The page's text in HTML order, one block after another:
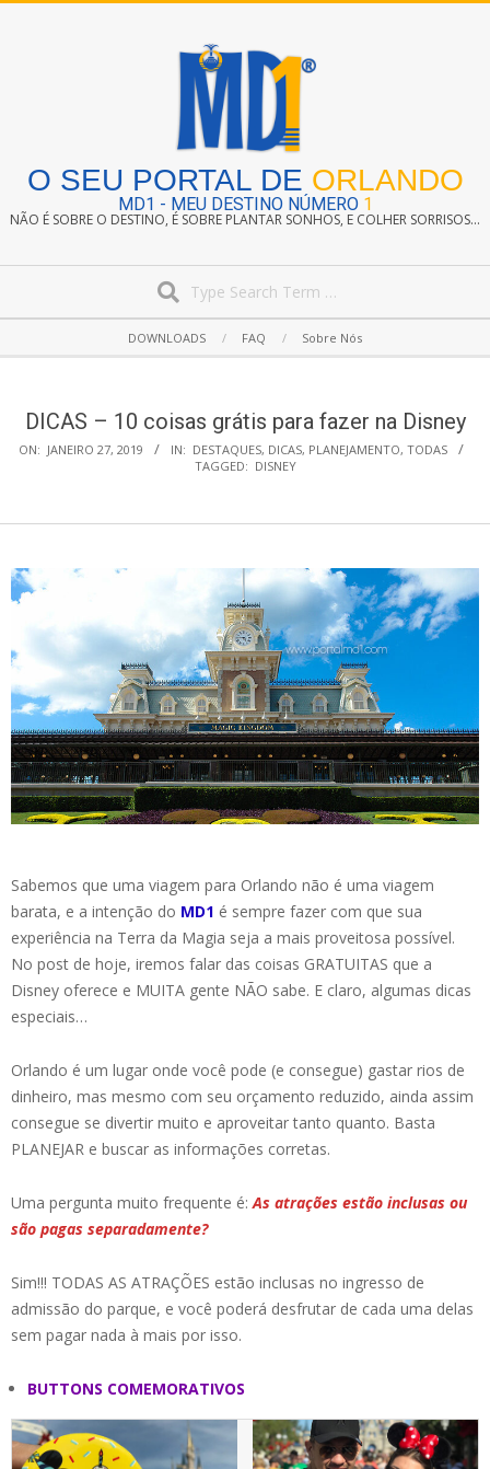
O SEU PORTAL DE ORLANDO
MD1 - MEU DESTINO NÚMERO 1
NÃO É SOBRE O DESTINO, É SOBRE PLANTAR SONHOS, E COLHER SORRISOS...
Navigation
DOWNLOADS FAQ Sobre Nós
DICAS – 10 coisas grátis para fazer na Disney
ON: JANEIRO 27, 2019 IN: DESTAQUES, DICAS, PLANEJAMENTO, TODAS
TAGGED: DISNEY
Sabemos que uma viagem para Orlando não é uma viagem
barata, e a intenção do MD1 é sempre fazer com que sua
experiência na Terra da Magia seja a mais proveitosa possível.
No post de hoje, iremos falar das coisas GRATUITAS que a
Disney oferece e MUITA gente NÃO sabe. E claro, algumas dicas
especiais…
Orlando é um lugar onde você pode (e consegue) gastar rios de
dinheiro, mas mesmo com seu orçamento reduzido, ainda assim
consegue se divertir muito e aproveitar tanto quanto. Basta
PLANEJAR e buscar as informações corretas.
Uma pergunta muito frequente é: As atrações estão inclusas ou
são pagas separadamente?
Sim!!! TODAS AS ATRAÇÕES estão inclusas no ingresso de
admissão do parque, e você poderá desfrutar de cada uma delas
sem pagar nada à mais por isso.
BUTTONS COMEMORATIVOS